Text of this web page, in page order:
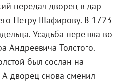
передал дворец в дар
Петру Шафирову. В 1723
Усадьба перешла во
Андреевича Толстого.
был сослан на
А дворец снова сменил